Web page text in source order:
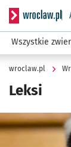
Serwis
Wszystkie
wroclaw.pl
Leksi
Kliknij, aby